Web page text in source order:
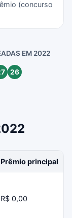
(concurso
EM 2022
26
Prêmio principal
R$ 0,00